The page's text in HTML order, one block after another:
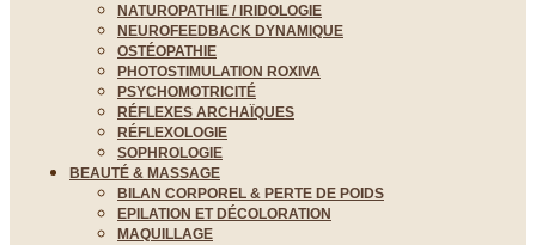
NATUROPATHIE / IRIDOLOGIE
NEUROFEEDBACK DYNAMIQUE
OSTÉOPATHIE
PHOTOSTIMULATION ROXIVA
PSYCHOMOTRICITÉ
RÉFLEXES ARCHAÏQUES
RÉFLEXOLOGIE
SOPHROLOGIE
BEAUTÉ & MASSAGE
BILAN CORPOREL & PERTE DE POIDS
EPILATION ET DÉCOLORATION
MAQUILLAGE